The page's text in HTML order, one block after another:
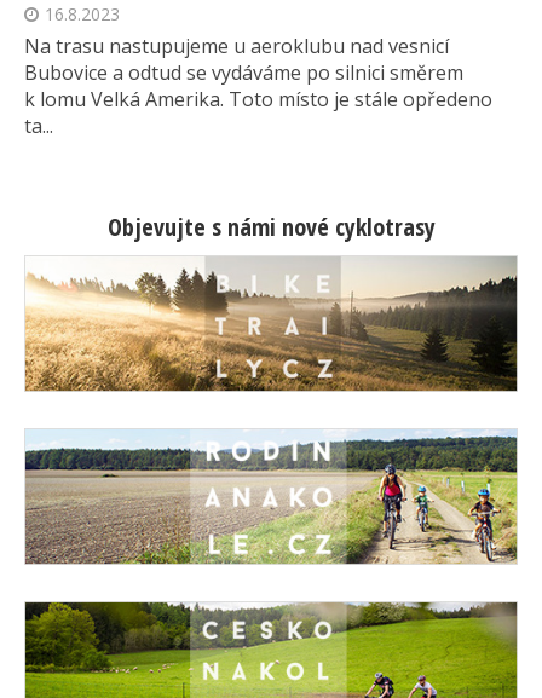
16.8.2023
Na trasu nastupujeme u aeroklubu nad vesnicí
Bubovice a odtud se vydáváme po silnici směrem
k lomu Velká Amerika. Toto místo je stále opředeno
ta...
Objevujte s námi nové cyklotrasy